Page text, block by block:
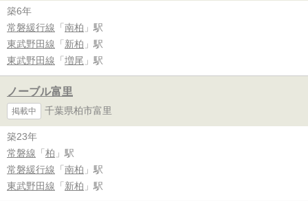
築6年
常磐緩行線 「 南柏 」駅
東武野田線 「 新柏 」駅
東武野田線 「 増尾 」駅
ノーブル富里
掲載中 千葉県柏市富里
築23年
常磐線 「 柏 」駅
常磐緩行線 「 南柏 」駅
東武野田線 「 新柏 」駅